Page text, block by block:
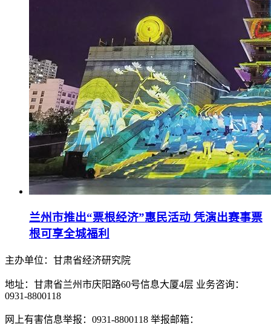
兰州市推出“票根经济”惠民活动 凭演出赛事票
根可享全城福利
主办单位：甘肃省经济研究院
地址：甘肃省兰州市庆阳路60号信息大厦4层 业务咨询：
0931-8800118
网上有害信息举报：0931-8800118 举报邮箱：